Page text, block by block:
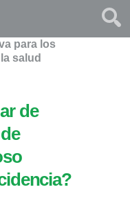
para los
salud
de